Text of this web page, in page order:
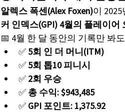
알렉스 폭센(Alex Foxen)이
커 인덱스(GPI) 4월의 플레이어
📅 4월 한 달 동안의 기록만 봐
✅ 5회 인 더 머니(ITM)
✅ 5회 톱10 피니시
✅ 2회 우승
✅ 총 수익: $943,485
✅ GPI 포인트: 1,375.92